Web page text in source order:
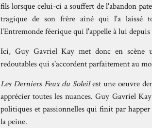
fils lorsque celui-ci a souffert de l'abandon
tragique de son frère aîné qui l'a laissé
l'Entremonde féerique qui l'appelle à lui
Ici, Guy Gavriel Kay met donc en scène
redoutables qui s'accordent parfaitement au
Les Derniers Feux du Soleilest une oeuvre
apprécier toutes les nuances. Guy Gavriel
politiques et passionnelles qui finit par
la peine.